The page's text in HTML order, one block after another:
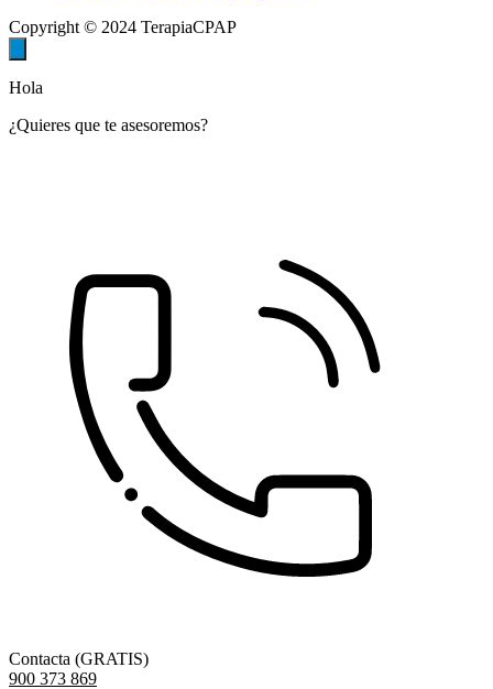
Copyright © 2024 TerapiaCPAP
Hola
¿Quieres que te asesoremos?
Contacta (GRATIS)
900 373 869